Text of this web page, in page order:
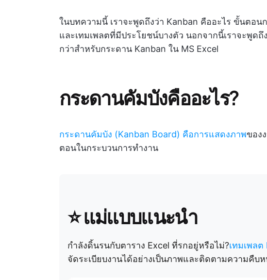
ในบทความนี้ เราจะพูดถึงว่า Kanban คืออะไร ขั้นตอน
และเทมเพลตที่มีประโยชน์บางตัว นอกจากนี้เราจะพูด
กว่าสำหรับกระดาน Kanban ใน MS Excel
กระดานคัมบังคืออะไร?
กระดานคัมบัง (Kanban Board) คือการแสดงภาพของ
ตอนในกระบวนการทำงาน
⭐ แม่แบบแนะนำ
กำลังดิ้นรนกับตาราง Excel ที่รกอยู่หรือไม่?เทมเพล
จัดระเบียบงานได้อย่างเป็นภาพและติดตามความคืบห